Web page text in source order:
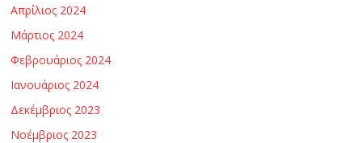
Απρίλιος 2024
Μάρτιος 2024
Φεβρουάριος 2024
Ιανουάριος 2024
Δεκέμβριος 2023
Νοέμβριος 2023